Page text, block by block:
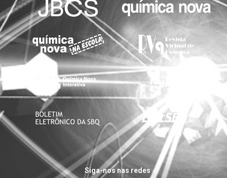
Siga-nos nas redes